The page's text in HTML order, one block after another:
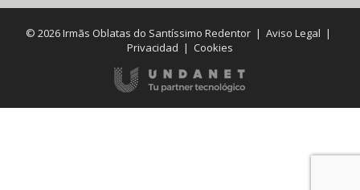
© 2026 Irmãs Oblatas do Santíssimo Redentor |Aviso Legal |
Privacidad | Cookies